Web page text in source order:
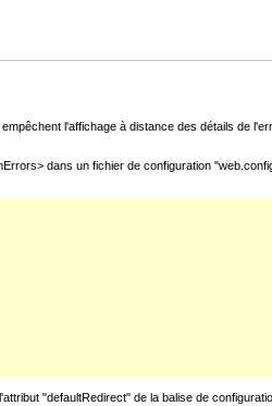
l'affichage à distance des détails de
dans un fichier de configuration
"defaultRedirect" de la balise de